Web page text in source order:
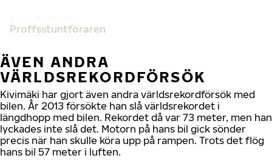
Proffsstuntföraren
ÄVEN ANDRA
VÄRLDSREKORDFÖRSÖK
Kivimäki har gjort även andra världsrekordförsök med
bilen. År 2013 försökte han slå världsrekordet i
längdhopp med bilen. Rekordet då var 73 meter, men han
lyckades inte slå det. Motorn på hans bil gick sönder
precis när han skulle köra upp på rampen. Trots det flög
hans bil 57 meter i luften.